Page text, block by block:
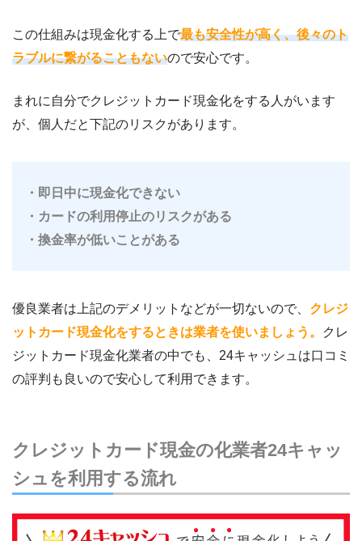
この仕組みは現金化する上で最も安全性が高く、後々のト
ラブルに繋がることもないので安心です。
まれに自分でクレジットカード現金化をする人がいます
が、個人だと下記のリスクがあります。
・即日中に現金化できない
・カードの利用停止のリスクがある
・換金率が低いことがある
優良業者は上記のデメリットなどが一切ないので、 クレジ
ットカード現金化をするときは業者を使いましょう。
クレ
ジットカード現金化業者の中でも、24キャッシュは口コミ
の評判も良いので安心して利用できます。
クレジットカード現金の化業者24キャッ
シュを利用する流れ